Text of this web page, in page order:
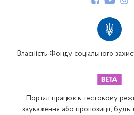
Закарпатське відділення
Власність Фонду соціального
Портал працює в тестовому
зауваження або пропозиції, будь